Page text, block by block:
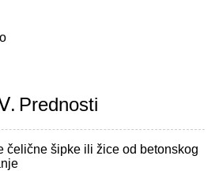
Prednosti
čelične šipke ili žice od betonskog